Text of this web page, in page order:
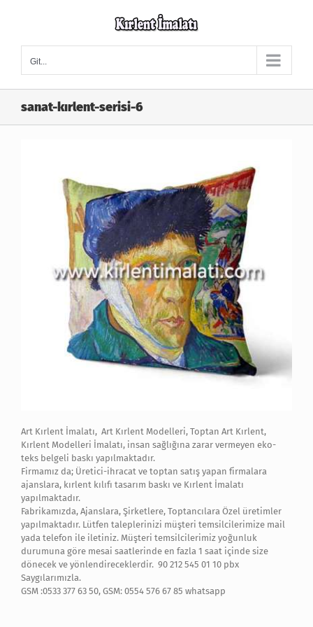
Git...
sanat-kırlent-serisi-6
Art Kırlent İmalatı, Art Kırlent Modelleri, Toptan Art Kırlent,
Kırlent Modelleri İmalatı, insan sağlığına zarar vermeyen eko-
teks belgeli baskı yapılmaktadır.
Firmamız da; Üretici-ihracat ve toptan satış yapan firmalara
ajanslara, kırlent kılıfı tasarım baskı ve Kırlent İmalatı
yapılmaktadır.
Fabrikamızda, Ajanslara, Şirketlere, Toptancılara Özel üretimler
yapılmaktadır. Lütfen taleplerinizi müşteri temsilcilerimize mail
yada telefon ile iletiniz. Müşteri temsilcilerimiz yoğunluk
durumuna göre mesai saatlerinde en fazla 1 saat içinde size
dönecek ve yönlendireceklerdir. 90 212 545 01 10 pbx
Saygılarımızla.
GSM :0533 377 63 50, GSM: 0554 576 67 85 whatsapp